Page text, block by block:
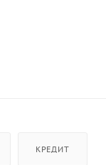
КРЕДИТ